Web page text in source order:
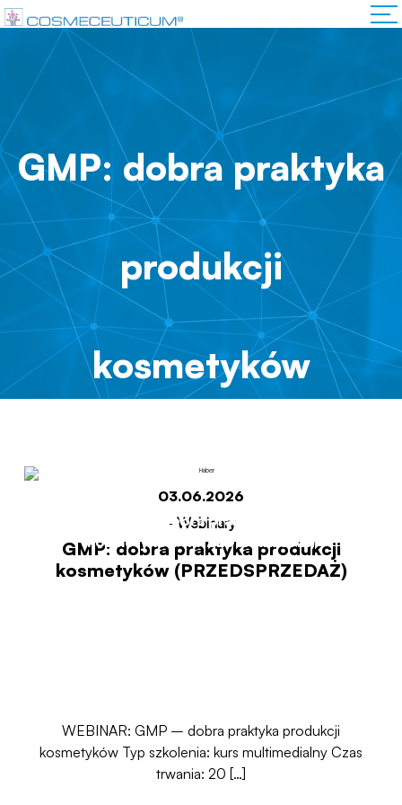
GMP: dobra praktyka
produkcji
kosmetyków
(PRZEDSPRZEDAŻ)
GMP: dobra praktyka produkcji
kosmetyków (PRZEDSPRZEDAŻ)
03.06.2026
- Webinary
GMP: dobra praktyka produkcji
kosmetyków (PRZEDSPRZEDAŻ)
WEBINAR: GMP – dobra praktyka produkcji
kosmetyków Typ szkolenia: kurs multimedialny Czas
trwania: 20 […]